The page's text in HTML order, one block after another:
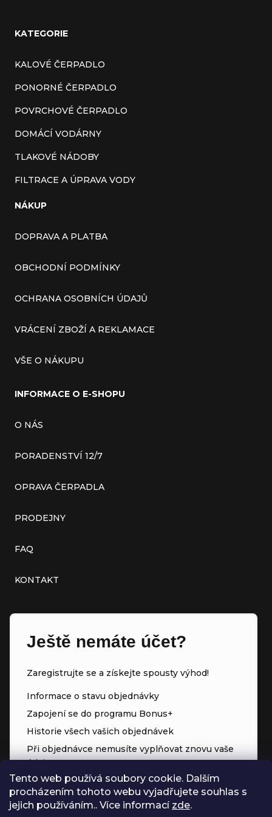
Tento web používá soubory cookie. Dalším
procházením tohoto webu vyjadřujete souhlas s
jejich používáním.. Více informací zde.
KATEGORIE
KALOVÉ ČERPADLO
PONORNÉ ČERPADLO
POVRCHOVÉ ČERPADLO
DOMÁCÍ VODÁRNY
TLAKOVÉ NÁDOBY
FILTRACE A ÚPRAVA VODY
NÁKUP
DOPRAVA A PLATBA
OBCHODNÍ PODMÍNKY
OCHRANA OSOBNÍCH ÚDAJŮ
VRÁCENÍ ZBOŽÍ A REKLAMACE
VŠE O NÁKUPU
INFORMACE O E-SHOPU
O NÁS
PORADENSTVÍ 12/7
OPRAVA ČERPADLA
PRODEJNY
FAQ
KONTAKT
Ještě nemáte účet?
Zaregistrujte se a získejte spousty výhod!
Informace o stavu objednávky
Zapojení se do programu Bonus+
Historie všech vašich objednávek
Při objednávce nemusíte vyplňovat znovu vaše
údaje
Přednostní přístup ke slevám
Body za každý nákup